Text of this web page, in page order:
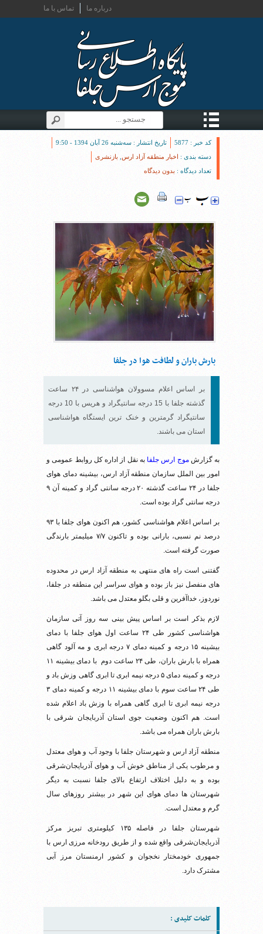
تماس با ما درباره ما
کد خبر : 5877
تاریخ انتشار : سه‌شنبه 26 آبان 1394 - 9:50
دسته بندی : اخبار منطقه آزاد ارس
بازنشری
تعداد دیدگاه : بدون دیدگاه
بارش باران و لطافت هوا در جلفا
بر اساس اعلام مسوولان هواشناسی در ۲۴ ساعت
گذشته جلفا با 15 درجه سانتیگراد و هریس با 10 درجه
سانتیگراد گرمترین و خنک ترین ایستگاه هواشناسی
استان می باشند.
به گزارشموج ارس جلفا به نقل از اداره کل روابط عمومی و
امور بین الملل سازمان منطقه آزاد ارس، بیشینه دمای هوای
جلفا در ۲۴ ساعت گذشته ۲۰ درجه سانتی گراد و کمینه آن ۹
درجه سانتی گراد بوده است.
بر اساس اعلام هواشناسی کشور، هم اکنون هوای جلفا با ۹۳
درصد نم نسبی، بارانی بوده و تاکنون ۷/۷ میلیمتر بارندگی
صورت گرفته است.
گفتنی است راه های منتهی به منطقه آزاد ارس در محدوده
های منفصل نیز باز بوده و هوای سراسر این منطقه در جلفا،
نوردوز، خداآفرین و قلی بگلو معتدل می باشد.
لازم بذکر است بر اساس پیش بینی سه روز آتی سازمان
هواشناسی کشور طی ۲۴ ساعت اول هوای جلفا با دمای
بیشینه ۱۵ درجه و کمینه دمای ۷ درجه ابری و مه آلود گاهی
همراه با بارش باران، طی ۲۴ ساعت دوم با دمای بیشینه ۱۱
درجه و کمینه دمای ۵ درجه نیمه ابری تا ابری گاهی وزش باد و
طی ۲۴ ساعت سوم با دمای بیشینه ۱۱ درجه و کمینه دمای ۳
درجه نیمه ابری تا ابری گاهی همراه با وزش باد اعلام شده
است. هم اکنون وضعیت جوی استان آذربایجان شرقی با
بارش باران همراه می باشد.
منطقه آزاد ارس و شهرستان جلفا با وجود آب و هوای معتدل
و مرطوب یکی از مناطق خوش آب و هوای آذربایجان‌شرقی
بوده و به دلیل اختلاف ارتفاع بالای جلفا نسبت به دیگر
شهرستان ها دمای هوای این شهر در بیشتر روزهای سال
گرم و معتدل است.
شهرستان جلفا در فاصله ۱۳۵ کیلومتری تبریز مرکز
آذربایجان‌شرقی واقع شده و از طریق رودخانه مرزی ارس با
جمهوری خودمختار نخجوان و کشور ارمنستان مرز آبی
مشترک دارد.
کلمات کلیدی :